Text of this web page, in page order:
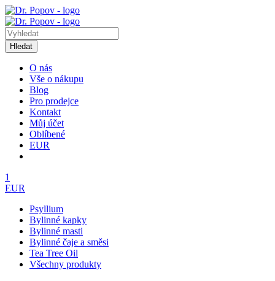
Hledat
O nás
Vše o nákupu
Blog
Pro prodejce
Kontakt
Můj účet
Oblíbené
EUR
1
EUR
Psyllium
Bylinné kapky
Bylinné masti
Bylinné čaje a směsi
Tea Tree Oil
Všechny produkty